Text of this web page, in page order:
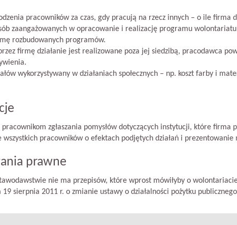
pracowników za czas, gdy pracują na rzecz innych – o ile firma
zaangażowanych w opracowanie i realizację programu
rozbudowanych programów.
firmę działanie jest realizowane poza jej siedzibą, pracodawca
wykorzystywany w działaniach społecznych – np. koszt farby i
zgłaszania pomysłów dotyczących instytucji, które firma
wszystkich pracowników o efektach podjętych działań i
prawne
nie ma przepisów, które wprost mówiłyby o
19 sierpnia 2011 r. o zmianie ustawy o działalności pożytku